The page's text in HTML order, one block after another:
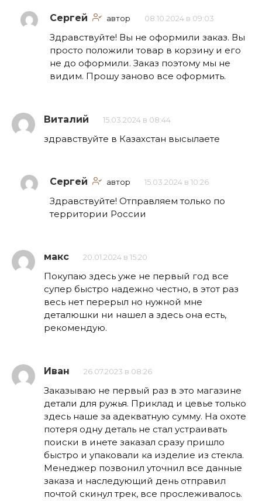
Сергей автор 08.10.2024 в 09:03
Здравствуйте! Вы не оформили заказ. Вы
просто положили товар в корзину и его
не до оформили. Заказ поэтому мы не
видим. Прошу заново все оформить.
Виталий 15.03.2024 в 08:44
здравствуйте в Казахстан высылаете
Сергей автор 15.03.2024 в 10:26
Здравствуйте! Отправляем только по
территории России
макс 20.01.2024 в 15:20
Покупаю здесь уже не первый год все
супер быстро надежно честно, в этот раз
весь нет перерыл но нужной мне
деталюшки ни нашел а здесь она есть,
рекомендую.
Иван 26.07.2023 в 08:26
Заказываю не первый раз в это магазине
детали для ружья. Приклад и цевье только
здесь наше за адекватную сумму. На охоте
потеря одну деталь не стал устраивать
поиски в инете заказал сразу пришло
быстро и упаковали ка изделие из стекла.
Менеджер позвонил уточнил все данные
заказа и наследующий день отправил
почтой скинул трек, все прослеживалось.